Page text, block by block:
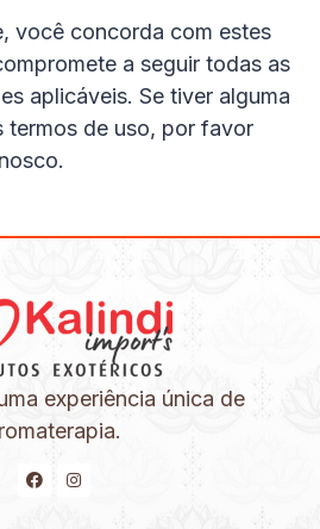
você concorda com estes
a seguir todas as
aplicáveis. Se tiver alguma
termos de uso, por favor
experiência única de